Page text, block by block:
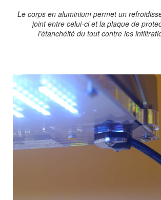
Le corps en aluminium permet un
joint entre celui-ci et la plaque de
l’étanchéité du tout contre les